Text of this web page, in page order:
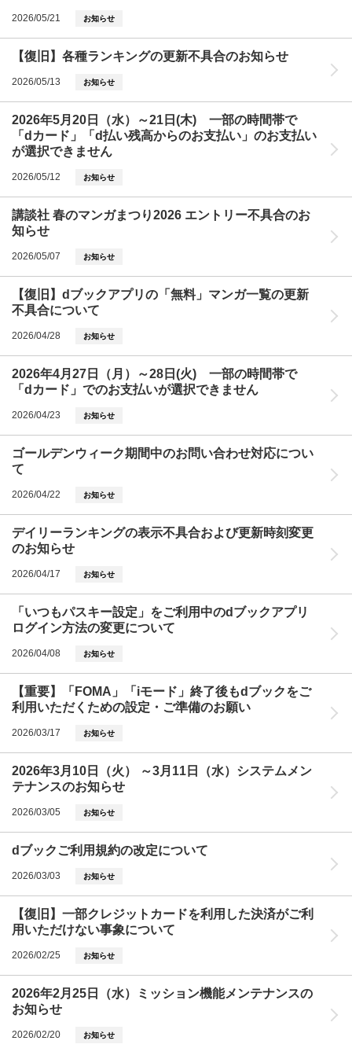
2026/05/21 お知らせ
【復旧】各種ランキングの更新不具合のお知らせ
2026/05/13 お知らせ
2026年5月20日（水）～21日(木) 一部の時間帯で
「dカード」「d払い残高からのお支払い」のお支払い
が選択できません
2026/05/12 お知らせ
講談社 春のマンガまつり2026 エントリー不具合のお
知らせ
2026/05/07 お知らせ
【復旧】dブックアプリの「無料」マンガ一覧の更新
不具合について
2026/04/28 お知らせ
2026年4月27日（月）～28日(火) 一部の時間帯で
「dカード」でのお支払いが選択できません
2026/04/23 お知らせ
ゴールデンウィーク期間中のお問い合わせ対応につい
て
2026/04/22 お知らせ
デイリーランキングの表示不具合および更新時刻変更
のお知らせ
2026/04/17 お知らせ
「いつもパスキー設定」をご利用中のdブックアプリ
ログイン方法の変更について
2026/04/08 お知らせ
【重要】「FOMA」「iモード」終了後もdブックをご
利用いただくための設定・ご準備のお願い
2026/03/17 お知らせ
2026年3月10日（火） ～3月11日（水）システムメン
テナンスのお知らせ
2026/03/05 お知らせ
dブックご利用規約の改定について
2026/03/03 お知らせ
【復旧】一部クレジットカードを利用した決済がご利
用いただけない事象について
2026/02/25 お知らせ
2026年2月25日（水）ミッション機能メンテナンスの
お知らせ
2026/02/20 お知らせ